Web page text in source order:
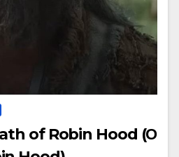
of Robin Hood (Ο